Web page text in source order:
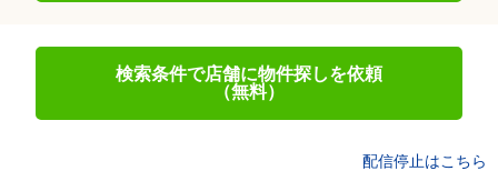
検索条件で店舗に物件探しを依頼
（無料）
配信停止はこちら